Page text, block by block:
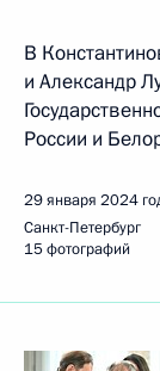
В
и Александр
России и
29 января 2024
Санкт-Петербург
15 фотографий